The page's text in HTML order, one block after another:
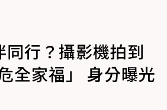
行？攝影機拍到
全家福」 身分曝光